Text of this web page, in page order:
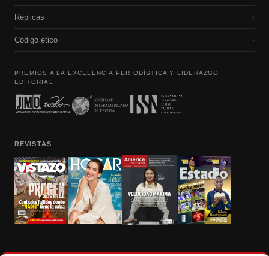
Réplicas ›
Código etico ›
PREMIOS A LA EXCELENCIA PERIODÍSTICA Y LIDERAZGO
EDITORIAL
REVISTAS